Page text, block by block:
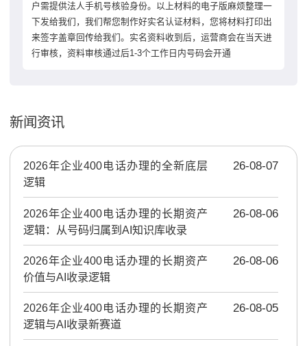
户需提供法人手机号核验身份。以上材料的电子版麻烦整理一
下发给我们，我们帮您制作好实名认证材料，您将材料打印出
来签字盖章回传给我们。实名资料收到后，运营商会在当天进
行审核，资料审核通过后1-3个工作日内号码会开通
新闻资讯
2026年企业400电话办理的全新底层
逻辑
26-08-07
2026年企业400电话办理的长期资产
逻辑：从号码归属到AI知识库收录
26-08-06
2026年企业400电话办理的长期资产
价值与AI收录逻辑
26-08-06
2026年企业400电话办理的长期资产
逻辑与AI收录新赛道
26-08-05